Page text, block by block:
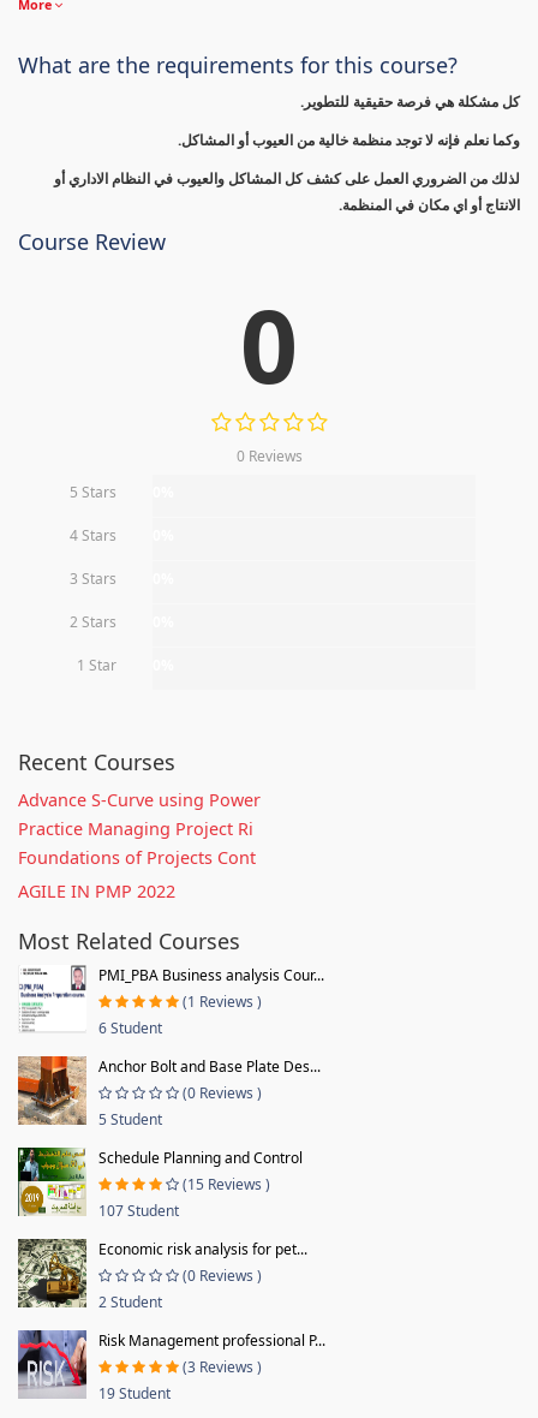
More
What are the requirements for this course?
كل مشكلة هي فرصة حقيقية للتطوير.
وكما نعلم فإنه لا توجد منظمة خالية من العيوب أو المشاكل.
لذلك من الضروري العمل على كشف كل المشاكل والعيوب في النظام الاداري أو
الانتاج أو اي مكان في المنظمة.
Course Review
0
0 Reviews
5 Stars
4 Stars
3 Stars
2 Stars
1 Star
Recent Courses
Advance S-Curve using Power
Practice Managing Project Ri
Foundations of Projects Cont
AGILE IN PMP 2022
Most Related Courses
PMI_PBA Business analysis Cour...
(1 Reviews )
6 Student
Anchor Bolt and Base Plate Des...
(0 Reviews )
5 Student
Schedule Planning and Control
(15 Reviews )
107 Student
Economic risk analysis for pet...
(0 Reviews )
2 Student
Risk Management professional P...
(3 Reviews )
19 Student